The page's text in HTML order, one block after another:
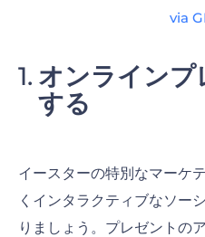
via
オンラインプ
する
イースターの特別なマーケ
くインタラクティブなソー
りましょう。プレゼントの